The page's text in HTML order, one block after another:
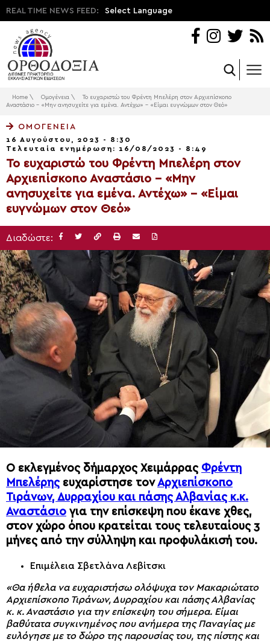
REAL TIME NEWS FEED: Select Language
Home \ Ομογένεια \
Το ευχαριστώ του Φρέντη Μπελέρη στον Αρχιεπίσκοπο
Αναστάσιο – «Μην ανησυχείτε για εμένα. Αντέχω» – «Είμαι ευγνώμων στον Θεό»
ΟΜΟΓΈΝΕΙΑ
16 Αυγούστου, 2023 - 8:30
Τελευταία ενημέρωση: 16/08/2023 - 8:49
Το ευχαριστώ του Φρέντη Μπελέρη στον
Αρχιεπίσκοπο Αναστάσιο – «Μην
ανησυχείτε για εμένα. Αντέχω» – «Είμαι
ευγνώμων στον Θεό»
Διαδώστε:
Ο εκλεγμένος δήμαρχος Χειμάρρας Φρέντη
Μπελέρης ευχαρίστησε τονΑρχιεπίσκοπο
Τιράνων, Δυρραχίου και πάσης Αλβανίας κ.κ.
Αναστάσιο για την επίσκεψη που έκανε χθες,
στον χώρο όπου κρατείται τους τελευταίους 3
μήνες από την σύλληψη και προφυλάκισή του.
Επιμέλεια Σβετλάνα Λεβίτσκι
«Θα ήθελα να ευχαριστήσω ολόψυχα τον Μακαριώτατο
Αρχιεπίσκοπο Τιράνων, Δυρραχίου και πάσης Αλβανίας
κ. κ. Αναστάσιο για την επίσκεψη του σήμερα. Είμαι
βαθύτατα συγκινημένος που ανήμερα της Παναγίας με
ευλόγησε με το δώρο της παρουσίας του, της πίστης και